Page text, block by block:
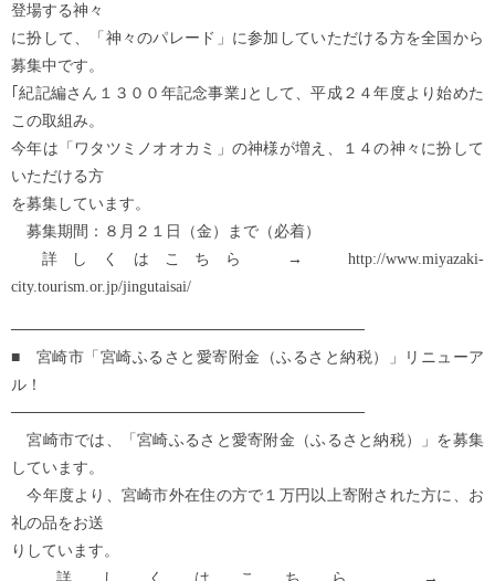
登場する神々
に扮して、「神々のパレード」に参加していただける方を全国から
募集中です。
｢紀記編さん１３００年記念事業｣として、平成２４年度より始めた
この取組み。
今年は「ワタツミノオオカミ」の神様が増え、１４の神々に扮して
いただける方
を募集しています。
募集期間：８月２１日（金）まで（必着）
詳しくはこちら → http://www.miyazaki-
city.tourism.or.jp/jingutaisai/
────────────────────────────────
■ 宮崎市「宮崎ふるさと愛寄附金（ふるさと納税）」リニューア
ル！
────────────────────────────────
宮崎市では、「宮崎ふるさと愛寄附金（ふるさと納税）」を募集
しています。
今年度より、宮崎市外在住の方で１万円以上寄附された方に、お
礼の品をお送
りしています。